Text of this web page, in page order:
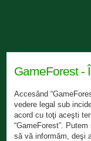
GameForest -
Accesând
vedere legal sub
acord cu toţi aceşti
“GameForest”.
să vă informăm, deşi